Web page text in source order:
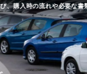
ないために。選び方のコツ